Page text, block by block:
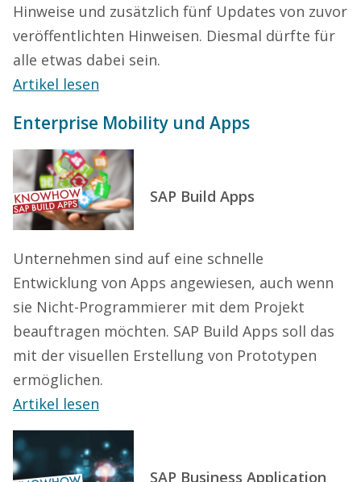
Hinweise und zusätzlich fünf Updates von zuvor
veröffentlichten Hinweisen. Diesmal dürfte für
alle etwas dabei sein.
Artikel lesen
Enterprise Mobility und Apps
SAP Build Apps
Unternehmen sind auf eine schnelle
Entwicklung von Apps angewiesen, auch wenn
sie Nicht-Programmierer mit dem Projekt
beauftragen möchten. SAP Build Apps soll das
mit der visuellen Erstellung von Prototypen
ermöglichen.
Artikel lesen
SAP Business Application